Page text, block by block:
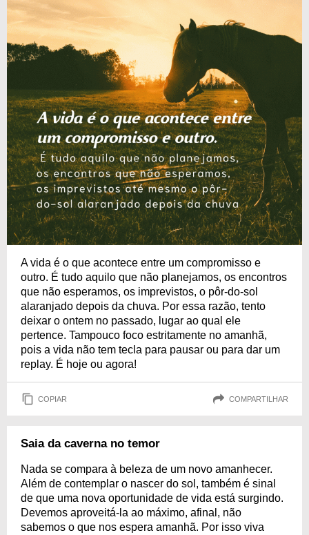
A vida é o que acontece entre um compromisso e
outro. É tudo aquilo que não planejamos, os encontros
que não esperamos, os imprevistos, o pôr-do-sol
alaranjado depois da chuva. Por essa razão, tento
deixar o ontem no passado, lugar ao qual ele
pertence. Tampouco foco estritamente no amanhã,
pois a vida não tem tecla para pausar ou para dar um
replay. É hoje ou agora!
COPIAR COMPARTILHAR
Saia da caverna no temor
Nada se compara à beleza de um novo amanhecer.
Além de contemplar o nascer do sol, também é sinal
de que uma nova oportunidade de vida está surgindo.
Devemos aproveitá-la ao máximo, afinal, não
sabemos o que nos espera amanhã. Por isso viva